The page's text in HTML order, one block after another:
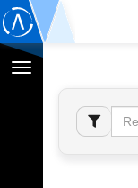
Afficher